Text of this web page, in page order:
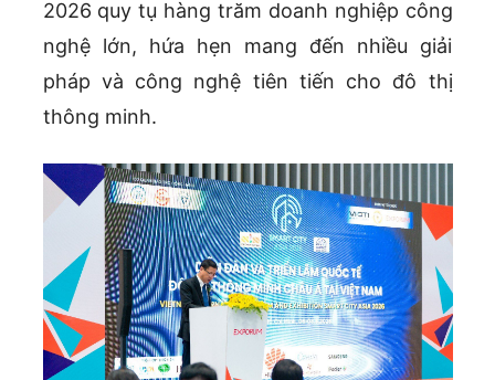
2026 quy tụ hàng trăm doanh nghiệp công
nghệ lớn, hứa hẹn mang đến nhiều giải
pháp và công nghệ tiên tiến cho đô thị
thông minh.